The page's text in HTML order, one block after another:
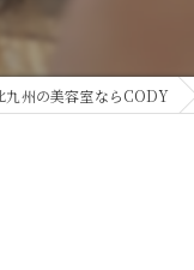
九州の美容室ならCODY